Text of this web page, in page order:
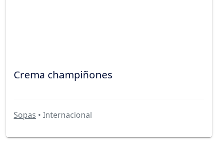
Crema champiñones
Sopas • Internacional